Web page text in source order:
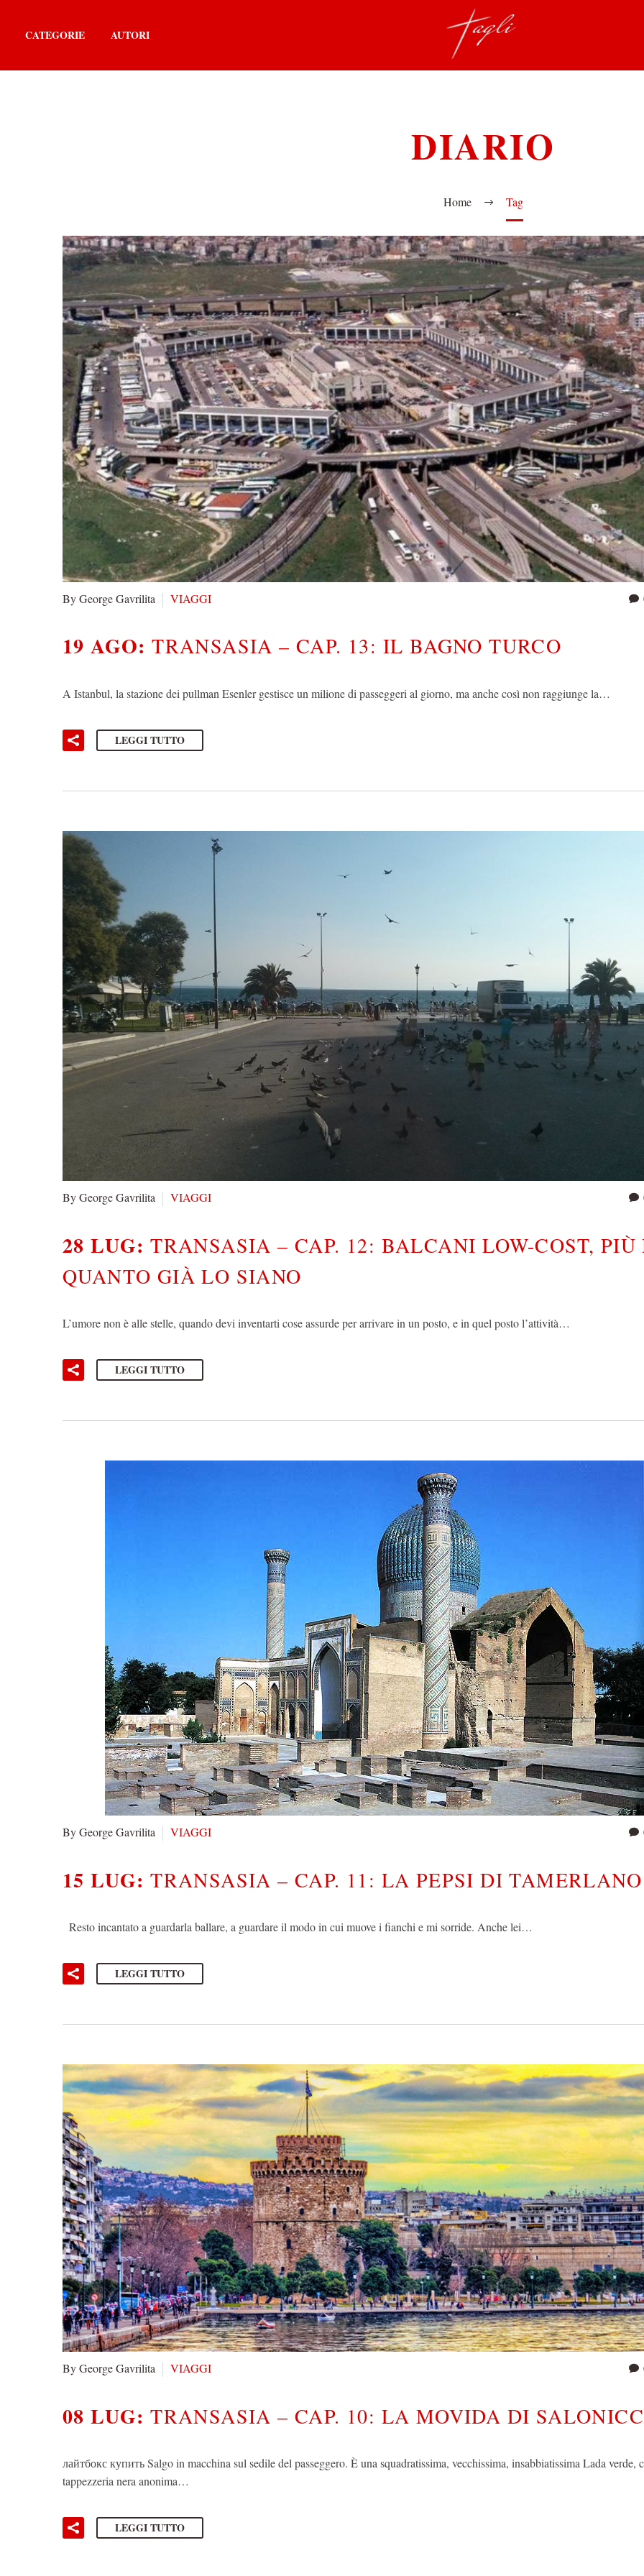
CATEGORIE AUTORI
DIARIO
Home Tag
By George Gavrilita VIAGGI
19 AGO:TRANSASIA – CAP. 13: IL BAGNO TURCO
A Istanbul, la stazione dei pullman Esenler gestisce un milione di passeggeri al giorno, ma anche così non raggiunge la…
LEGGI TUTTO
By George Gavrilita VIAGGI
28 LUG:TRANSASIA – CAP. 12: BALCANI LOW-COST, PIÙ
QUANTO GIÀ LO SIANO
L’umore non è alle stelle, quando devi inventarti cose assurde per arrivare in un posto, e in quel posto l’attività…
LEGGI TUTTO
By George Gavrilita VIAGGI
15 LUG:TRANSASIA – CAP. 11: LA PEPSI DI TAMERLANO
Resto incantato a guardarla ballare, a guardare il modo in cui muove i fianchi e mi sorride. Anche lei…
LEGGI TUTTO
By George Gavrilita VIAGGI
08 LUG:TRANSASIA – CAP. 10: LA MOVIDA DI
лайтбокс купить Salgo in macchina sul sedile del passeggero. È una squadratissima, vecchissima, insabbiatissima Lada verde,
tappezzeria nera anonima…
LEGGI TUTTO